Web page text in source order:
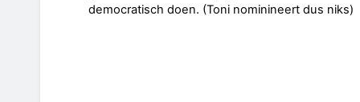
democratisch doen. (Toni nominineert dus niks)